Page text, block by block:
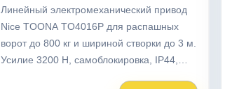
Линейный электромеханический привод
Nice TOONA TO4016P для распашных
ворот до 800 кг и шириной створки до 3 м.
Усилие 3200 Н, самоблокировка, IP44,